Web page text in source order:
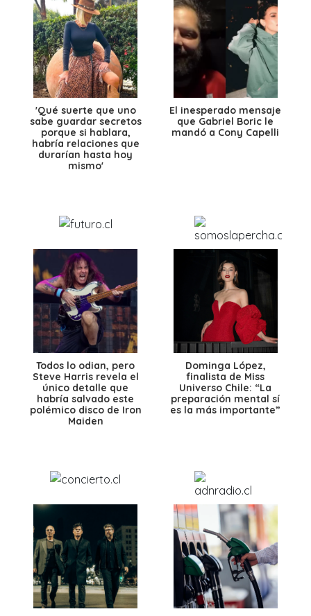
'Qué suerte que uno
sabe guardar secretos
porque si hablara,
habría relaciones que
durarían hasta hoy
mismo'
El inesperado mensaje
que Gabriel Boric le
mandó a Cony Capelli
Todos lo odian, pero
Steve Harris revela el
único detalle que
habría salvado este
polémico disco de Iron
Maiden
Dominga López,
finalista de Miss
Universo Chile: “La
preparación mental sí
es la más importante”